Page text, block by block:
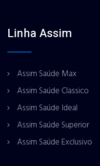
Linha Assim
Assim Saúde Max
Assim Saúde Classico
Assim Saúde Ideal
Assim Saúde Superior
Assim Saúde Exclusivo